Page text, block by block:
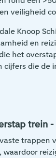
veiligheid
Knoop
en
het
cijfers die de
trein -
trappen